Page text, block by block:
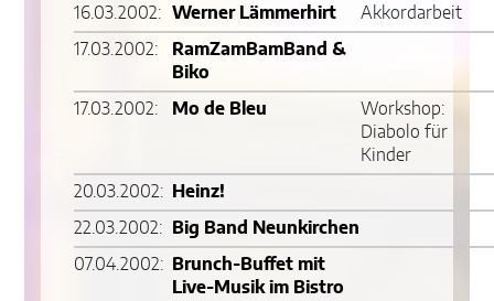
16.03.2002: Werner Lämmerhirt Akkordarbeit
17.03.2002:
RamZamBamBand &
Biko
17.03.2002: Mo de Bleu
Workshop:
Diabolo für
Kinder
20.03.2002: Heinz!
22.03.2002: Big Band Neunkirchen
07.04.2002: Brunch-Buffet mit
Live-Musik im Bistro